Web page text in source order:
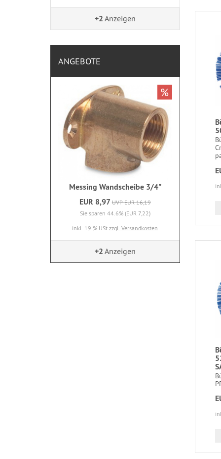
+2 Anzeigen
ANGEBOTE
Messing Wandscheibe 3/4"
EUR 8,97 UVP EUR 16,19
Sie sparen 44.6% (EUR 7,22)
inkl. 19 % UStzzgl. Versandkosten
%
+2 Anzeigen